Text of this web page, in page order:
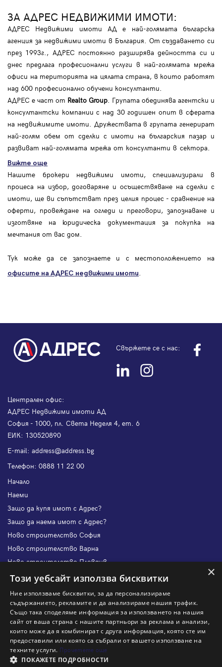
ЗА АДРЕС НЕДВИЖИМИ ИМОТИ:
АДРЕС Недвижими имоти АД е най-голямата българска
агенция за недвижими имоти в България. От създаването си
през 1993г., АДРЕС постоянно разширява дейността си и
днес предлага професионални услуги в най-голямата мрежа
офиси на територията на цялата страна, в които работят
над 600 професионално обучени консултанти.
АДРЕС е част от Realto Group. Групата обединява агентски и
консултантски компании с над 30 годишен опит в сферата
на недвижимите имоти. Дружествата в групата генерират
най-голям обем от сделки с имоти на българския пазар и
развиват най-голямата мрежа от консултанти в сектора.
Вижте още
Нашите брокери недвижими имоти, специализирали в
процеса на избор, договаряне и осъществяване на сделки с
имоти, ще ви съпътстват през целия процес - сравнение на
оферти, провеждане на огледи и преговори, запознаване и
изготвяне на юридическа документация за покупка на
мечтания от вас дом.
Тук може да се запознаете и с местоположението на
офисите на АДРЕС недвижими имоти.
Свържете се с нас:
Централен офис:
АДРЕС Недвижими имоти АД
София - 1000, пл. Света Неделя 4, ет. 6
ЕИК: 130520890
Е-mail: address@address.bg
Телефон: 0888 11 22 00
Начало
Наеми
Защо да купя имот с Адрес?
Защо да наема имот с Адрес?
Ново строителство София
Ново строителство Варна
Ново строителство Пловдив
Ново строителство Бургас
Защо да отдам имот с Адрес?
Наши офиси
Кариери
Кои сме ние?
Франчайз
×
Този уебсайт използва бисквитки
Ние използваме бисквитки, за да персонализираме
съдържанието, рекламите и да анализираме нашия трафик.
Също така споделяме информация за използването на нашия
сайт от ваша страна с нашите партньори за реклама и анализи,
които може да я комбинират с друга информация, която сте им
предоставили или която са събрали от вашето използване на
техните услуги. Прочетете още
ПОКАЖЕТЕ ПОДРОБНОСТИ